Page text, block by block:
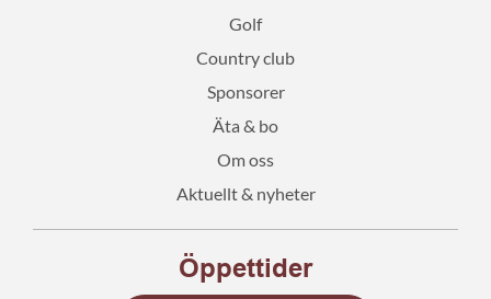
Golf
Country club
Sponsorer
Äta & bo
Om oss
Aktuellt & nyheter
Öppettider